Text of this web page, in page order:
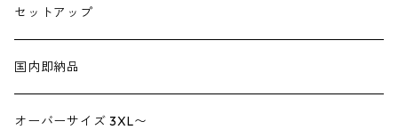
サロペット
ジャンプスーツ
デニム
トートバック
ショルダーバック
シューズ
ブーツ
パンプス
帽子
ヘアーアクセサリー
セットアップ
国内即納品
オーバーサイズ 3XL〜